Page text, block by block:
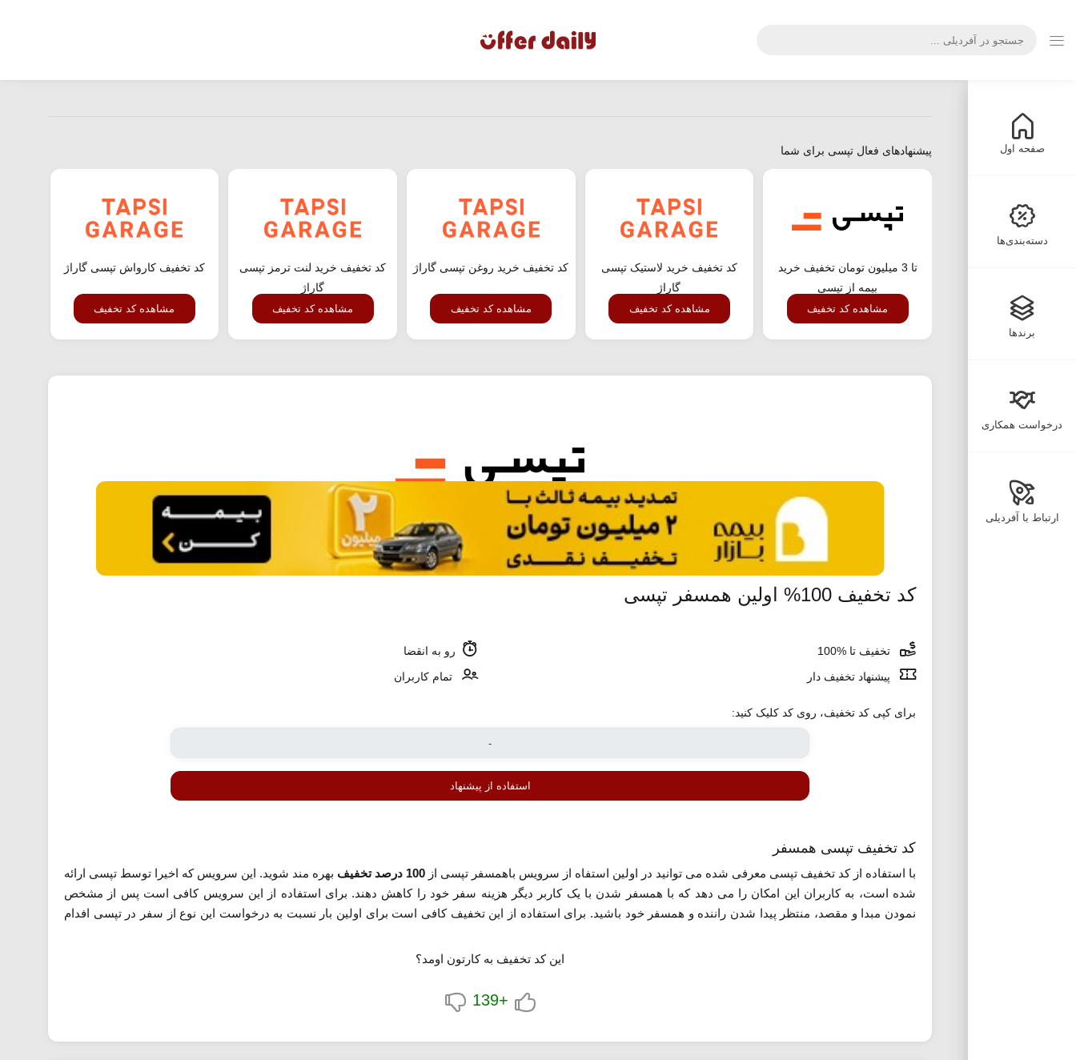
صفحه اول
دسته‌بندی‌ها
برندها
درخواست همکاری
ارتباط با آفردیلی
پیشنهادهای فعال تپسی برای شما
تا 3 میلیون تومان تخفیف خرید
بیمه از تپسی
مشاهده کد تخفیف
کد تخفیف خرید لاستیک تپسی
گاراژ
مشاهده کد تخفیف
کد تخفیف خرید روغن تپسی گاراژ
مشاهده کد تخفیف
کد تخفیف خرید لنت ترمز تپسی
گاراژ
مشاهده کد تخفیف
کد تخفیف کارواش تپسی گاراژ
مشاهده کد تخفیف
کد تخفیف 100% اولین همسفر تپسی
تخفیف تا %100
رو به انقضا
پیشنهاد تخفیف دار
تمام کاربران
برای کپی کد تخفیف، روی کد کلیک کنید:
استفاده از پیشنهاد
کد تخفیف تپسی همسفر
با استفاده از کد تخفیف تپسی معرفی شده می توانید در اولین استفاه از سرویس باهمسفر تپسی از 100 درصد تخفیف
بهره مند شوید. این سرویس که اخیرا توسط تپسی ارائه
شده است، به کاربران این امکان را می دهد که با همسفر شدن با یک کاربر دیگر هزینه سفر خود را کاهش دهند. برای استفاده از این سرویس کافی است پس از مشخص
نمودن مبدا و مقصد، منتظر پیدا شدن راننده و همسفر خود باشید. برای استفاده از این تخفیف کافی است برای اولین بار نسبت به درخواست این نوع از سفر در تپسی افدام
این کد تخفیف به کارتون اومد؟
+139